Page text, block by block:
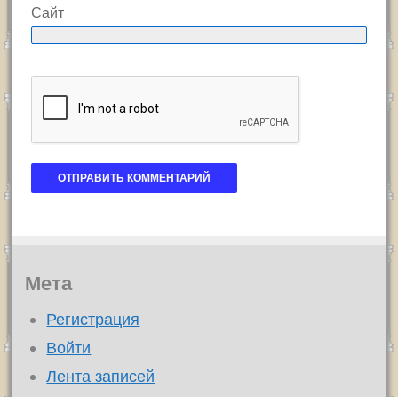
Сайт
Мета
Регистрация
Войти
Лента записей